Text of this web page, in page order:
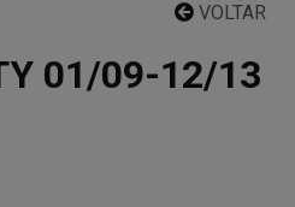
VOLTAR
01/09-12/13